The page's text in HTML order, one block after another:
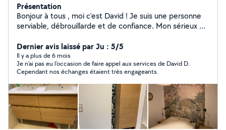
Présentation
Bonjour à tous , moi c'est David ! Je suis une personne
serviable, débrouillarde et de confiance. Mon sérieux et
réaliser vos travaux de peinture, poses de papiers
peints, montages de meubles, entretiens d'extérieurs,
déménagements. N'hésitez pas à me contacter !
Dernier avis laissé par Ju : 5/5
Il y a plus de 6 mois
Je n’ai pas eu l’occasion de faire appel aux services de David D.
Cependant nos échanges étaient très engageants.